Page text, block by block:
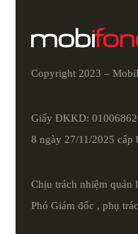
Copyright 2023 –
Giấy ĐKKD:
8 ngày 27/11/2025
Chịu trách nhiệm
Phó Giám đốc , phụ